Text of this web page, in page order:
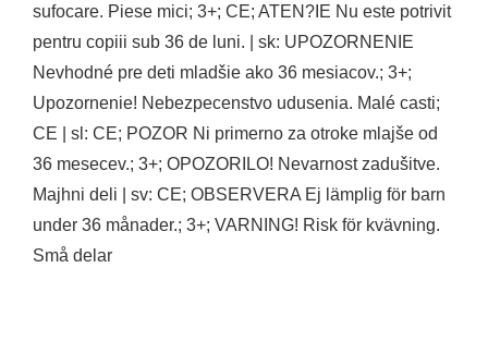
sufocare. Piese mici; 3+; CE; ATEN?IE Nu este potrivit
pentru copiii sub 36 de luni. | sk: UPOZORNENIE
Nevhodné pre deti mladšie ako 36 mesiacov.; 3+;
Upozornenie! Nebezpecenstvo udusenia. Malé casti;
CE | sl: CE; POZOR Ni primerno za otroke mlajše od
36 mesecev.; 3+; OPOZORILO! Nevarnost zadušitve.
Majhni deli | sv: CE; OBSERVERA Ej lämplig för barn
under 36 månader.; 3+; VARNING! Risk för kvävning.
Små delar